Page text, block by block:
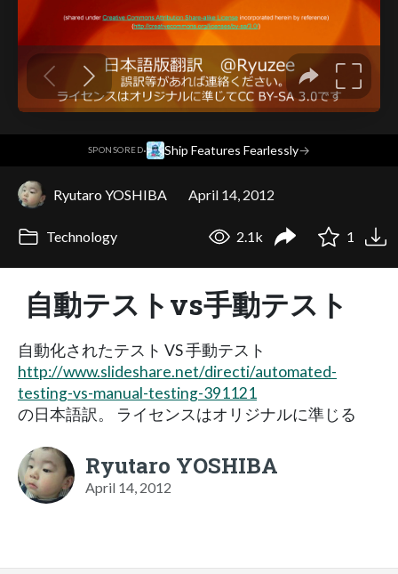
SPONSORED· Ship Features Fearlessly→
Ryutaro YOSHIBA April 14, 2012
Technology 2.1k 1
自動テストvs手動テスト
自動化されたテスト VS 手動テスト
http://www.slideshare.net/directi/automated-
testing-vs-manual-testing-391121
の日本語訳。 ライセンスはオリジナルに準じる
Ryutaro YOSHIBA
April 14, 2012